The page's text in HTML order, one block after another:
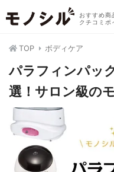
おすすめ商
クチコミポ
TOP ボディケア
パラフィンパッ
選！サロン級の